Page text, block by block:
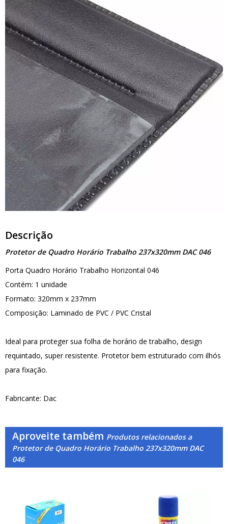
Descrição
Protetor de Quadro Horário Trabalho 237x320mm DAC 046
Porta Quadro Horário Trabalho Horizontal 046
Contém: 1 unidade
Formato: 320mm x 237mm
Composição: Laminado de PVC / PVC Cristal
Ideal para proteger sua folha de horário de trabalho, design
requintado, super resistente. Protetor bem estruturado com ilhós
para fixação.
Fabricante: Dac
Aproveite também Produtos relacionados a
Protetor de Quadro Horário Trabalho 237x320mm DAC
046